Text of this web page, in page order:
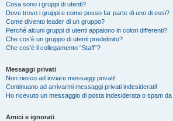
Cosa sono i gruppi di utenti?
Dove trovo i gruppi e come posso far parte di uno di essi?
Come divento leader di un gruppo?
Perché alcuni gruppi di utenti appaiono in colori differenti?
Che cos’è un gruppo di utenti predefinito?
Che cos’è il collegamento “Staff”?
Messaggi privati
Non riesco ad inviare messaggi privati!
Continuano ad arrivarmi messaggi privati indesiderati!
Ho ricevuto un messaggio di posta indesiderata o spam
Amici e ignorati